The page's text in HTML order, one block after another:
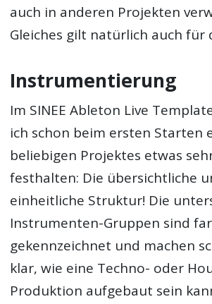
auch in anderen Projekten
Gleiches gilt natürlich auch für
Instrumentierung
Im SINEE Ableton Live
ich schon beim ersten Starten
beliebigen Projektes etwas
festhalten: Die übersichtliche
einheitliche Struktur! Die
Instrumenten-Gruppen sind
gekennzeichnet und machen
klar, wie eine Techno- oder
Produktion aufgebaut sein